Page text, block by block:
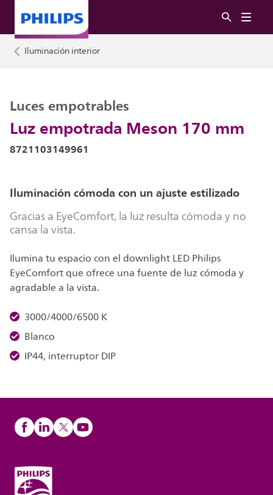
Iluminación interior
Luz empotrada Meson 170 mm
Luces empotrables
8721103149961
Iluminación cómoda con un ajuste estilizado
Gracias a EyeComfort, la luz resulta cómoda y no
cansa la vista.
Ilumina tu espacio con el downlight LED Philips
EyeComfort que ofrece una fuente de luz cómoda y
agradable a la vista.
3000/4000/6500 K
Blanco
IP44, interruptor DIP